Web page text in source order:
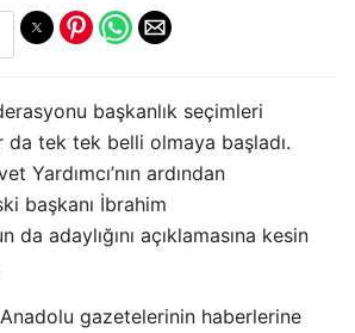
başkanlık seçimleri
da tek tek belli olmaya başladı.
Yardımcı’nın ardından
başkanı İbrahim
da adaylığını açıklamasına kesin
gazetelerinin haberlerine